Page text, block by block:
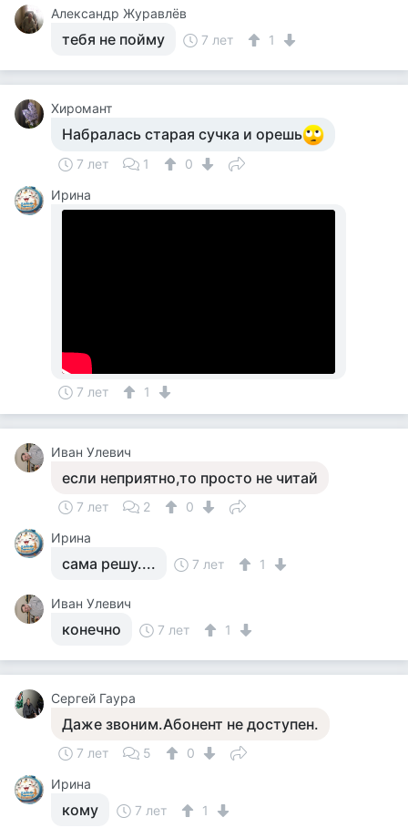
Александр Журавлёв
тебя не пойму 7 лет 1
Хиромант
Набралась старая сучка и орешь
7 лет 1
0
Ирина
7 лет 1
Иван Улевич
если неприятно,то просто не читай
7 лет 2
0
Ирина
сама решу.... 7 лет 1
Иван Улевич
конечно 7 лет 1
Сергей Гаура
Даже звоним.Абонент не доступен.
7 лет 5
0
Ирина
кому 7 лет 1